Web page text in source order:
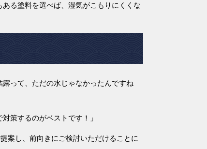
る塗料を選べば、湿気がこもりにくくな
って、ただの水じゃなかったんですね
策するのがベストです！」
案し、前向きにご検討いただけることに